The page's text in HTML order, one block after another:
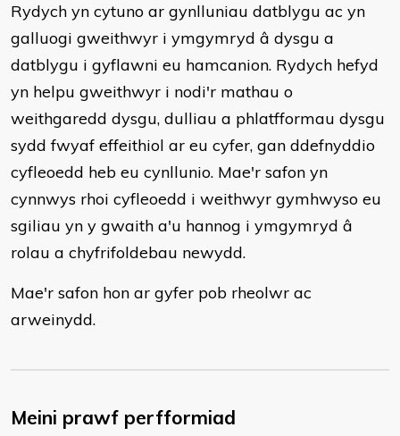
Rydych yn cytuno ar gynlluniau datblygu ac yn
galluogi gweithwyr i ymgymryd â dysgu a
datblygu i gyflawni eu hamcanion. Rydych hefyd
yn helpu gweithwyr i nodi'r mathau o
weithgaredd dysgu, dulliau a phlatfformau dysgu
sydd fwyaf effeithiol ar eu cyfer, gan ddefnyddio
cyfleoedd heb eu cynllunio. Mae'r safon yn
cynnwys rhoi cyfleoedd i weithwyr gymhwyso eu
sgiliau yn y gwaith a'u hannog i ymgymryd â
rolau a chyfrifoldebau newydd.
Mae'r safon hon ar gyfer pob rheolwr ac
arweinydd.
Meini prawf perfformiad